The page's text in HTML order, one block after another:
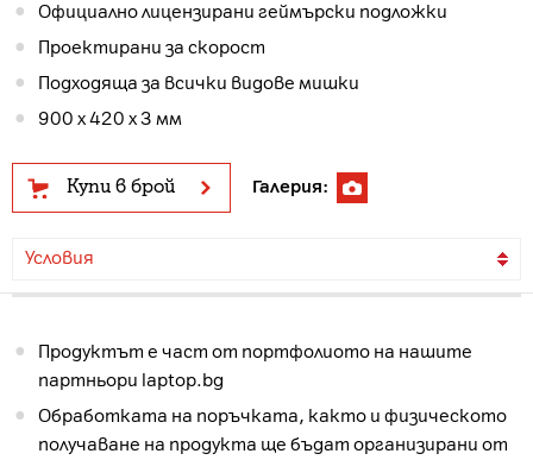
Официално лицензирани геймърски подложки
Проектирани за скорост
Подходяща за всички видове мишки
900 x 420 x 3 мм
Купи в брой Галерия:
Условия
Продуктът е част от портфолиото на нашите
партньори laptop.bg
Обработката на поръчката, както и физическото
получаване на продукта ще бъдат организирани от